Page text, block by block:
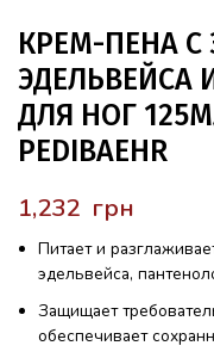
КРЕМ-ПЕНА С
ЭДЕЛЬВЕЙСА
ДЛЯ НОГ
PEDIBAEHR
грн
Питает и
эдельвейса,
Защищает
обеспечивает